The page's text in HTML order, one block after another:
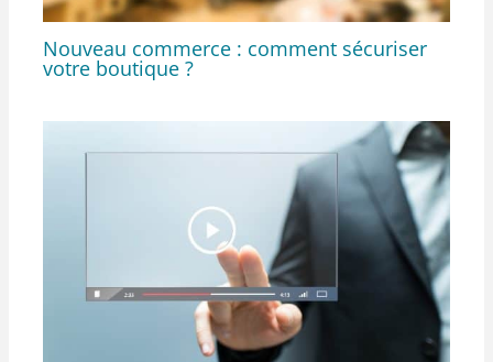
Nouveau commerce : comment sécuriser
votre boutique ?